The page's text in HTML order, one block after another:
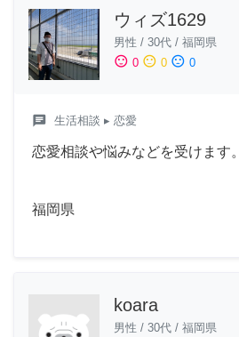
ウィズ1629
男性 / 30代 / 福岡県
sentiment_satisfied 0 sentiment_neutral 0 sentiment_dissatisfied 0
chat 生活相談 ▸ 恋愛
恋愛相談や悩みなどを受けます。
福岡県
koara
男性 / 30代 / 福岡県